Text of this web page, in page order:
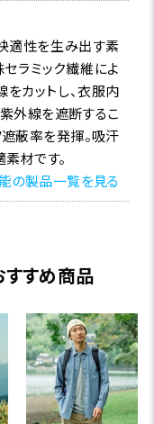
適性を生み出す素
セラミック繊維によ
カットし、衣服内
外線を遮断するこ
蔽率を発揮。吸汗
材です。
の製品一覧を見る
すめ商品